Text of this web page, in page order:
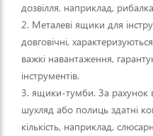
дозвілля, наприклад,
2. Металеві ящики для
довговічні,
важкі навантаження,
інструментів.
3. ящики-тумби. За рахунок
шухляд або полиць здатні
кількість, наприклад,